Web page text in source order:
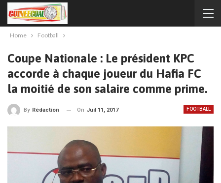
Home Football
Coupe Nationale : Le président KPC
accorde à chaque joueur du Hafia FC
la moitié de son salaire comme prime.
FOOTBALL
By Rédaction On Juil 11, 2017